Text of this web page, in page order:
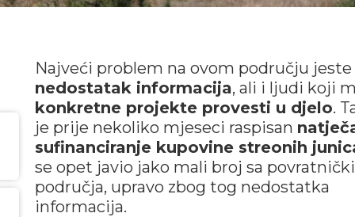
Najveći problem na ovom području jeste
nedostatak informacija, ali i ljudi koji
konkretne projekte provesti u djelo.
je prije nekoliko mjeseci raspisan
sufinanciranje kupovine streonih
se opet javio jako mali broj sa
područja, upravo zbog tog nedostatka
informacija.